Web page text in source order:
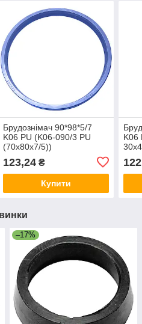
Брудознімач 90*98*5/7
K06 PU (K06-090/3 PU
(70х80х7/5))
123,24₴
Купити
K06
–17%